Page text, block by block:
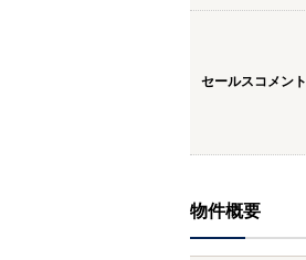
セールスコメント
物件概要